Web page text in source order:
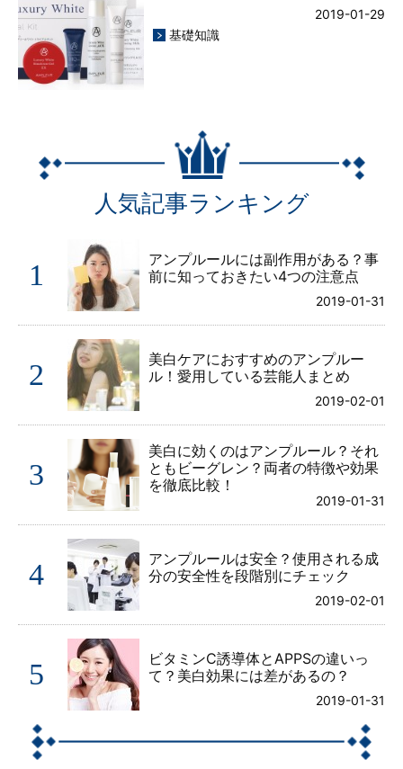
2019-01-29
基礎知識
人気記事ランキング
1
アンプルールには副作用がある？事
前に知っておきたい4つの注意点
2019-01-31
2
美白ケアにおすすめのアンプルー
ル！愛用している芸能人まとめ
2019-02-01
3
美白に効くのはアンプルール？それ
ともビーグレン？両者の特徴や効果
を徹底比較！
2019-01-31
4
アンプルールは安全？使用される成
分の安全性を段階別にチェック
2019-02-01
5
ビタミンC誘導体とAPPSの違いっ
て？美白効果には差があるの？
2019-01-31